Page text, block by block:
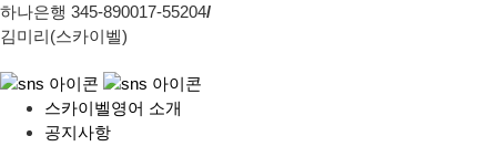
하나은행 345-890017-55204/
김미리(스카이벨)
스카이벨영어 소개
공지사항